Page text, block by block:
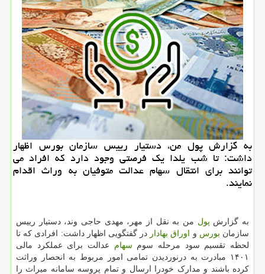
به گزارش پول من، دستیار رییس سازمان بورس اظهار
داشت: تا شب یلدا یک فرصتی وجود دارد که افراد می
توانند برای انتقال سهام عدالت متوفیان به وراث اقدام
نمایند.
به گزارش پول من به نقل از مهر، مهدی حاجی وند، دستیار رییس
سازمان بورس و اوراق بهادار در گفتگویی اظهار داشت: افرادی که تا
لحظه تقسیم سود مرحله سوم سهام عدالت برای عملکرد مالی
۱۴۰۱ مبادرت به درنوردیدن تمامی امور مربوط به انحصار وراثت
کرده باشند و مدارک خودرا ارسال و تمام پروسه سامانه میراث را